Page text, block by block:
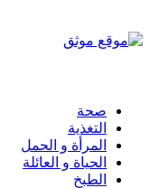
صحة
التغذية
المرأة و الحمل
الحياة و العائلة
الطبخ